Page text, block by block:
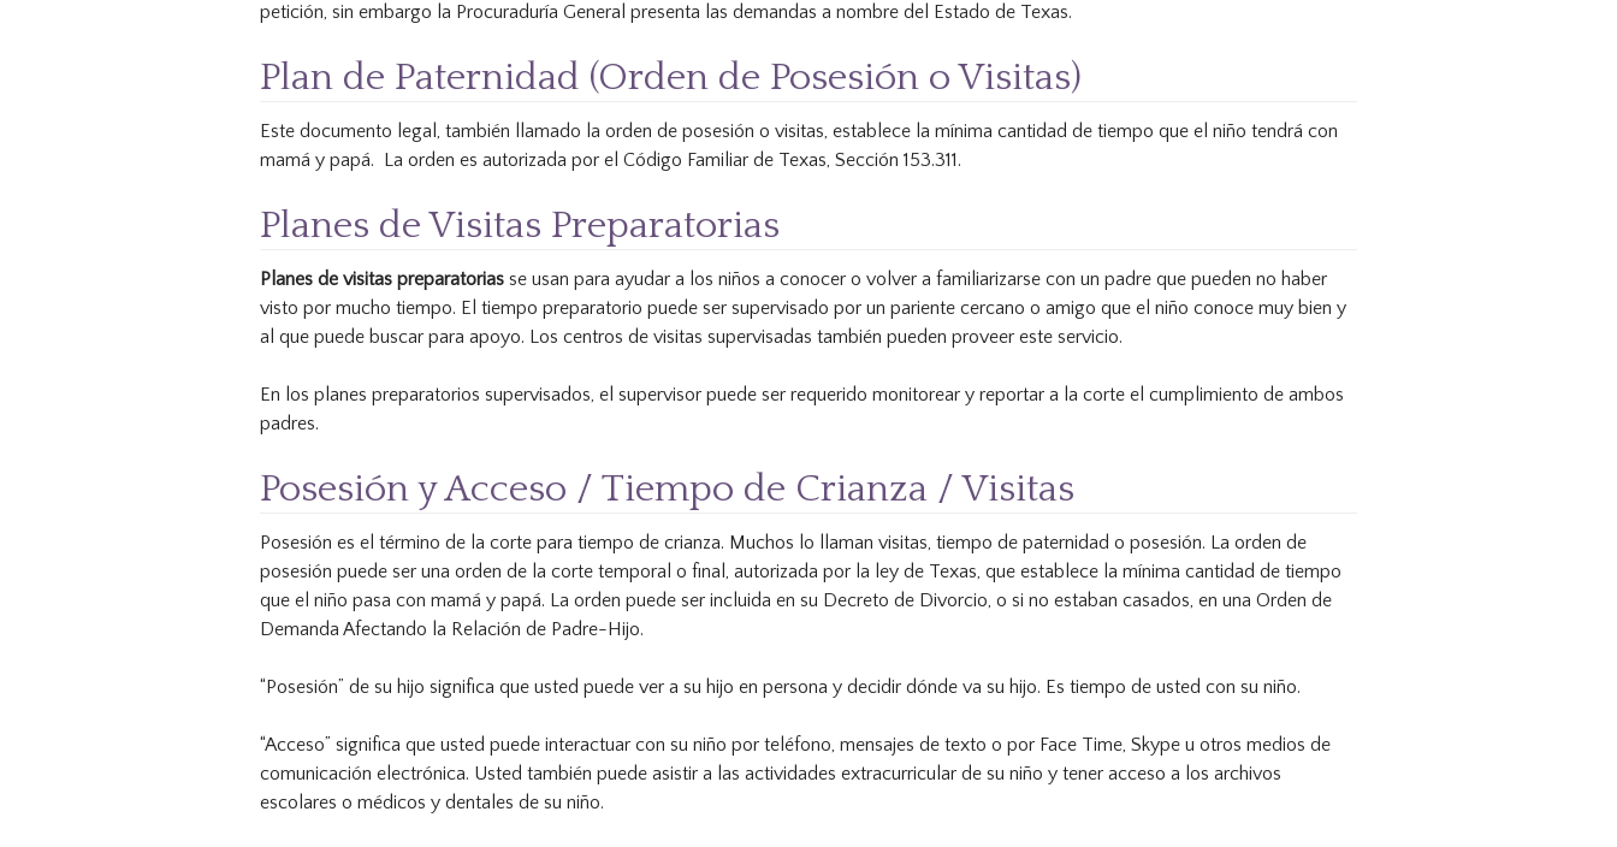
petición, sin embargo la Procuraduría General presenta las demandas a nombre del Estado de Texas.
Plan de Paternidad (Orden de Posesión o Visitas)
Este documento legal, también llamado la orden de posesión o visitas, establece la mínima cantidad de tiempo que el niño tendrá con
mamá y papá. La orden es autorizada por el Código Familiar de Texas, Sección 153.311.
Planes de Visitas Preparatorias
Planes de visitas preparatorias se usan para ayudar a los niños a conocer o volver a familiarizarse con un padre que pueden no haber
visto por mucho tiempo. El tiempo preparatorio puede ser supervisado por un pariente cercano o amigo que el niño conoce muy bien y
al que puede buscar para apoyo. Los centros de visitas supervisadas también pueden proveer este servicio.
En los planes preparatorios supervisados, el supervisor puede ser requerido monitorear y reportar a la corte el cumplimiento de ambos
padres.
Posesión y Acceso / Tiempo de Crianza / Visitas
Posesión es el término de la corte para tiempo de crianza. Muchos lo llaman visitas, tiempo de paternidad o posesión. La orden de
posesión puede ser una orden de la corte temporal o final, autorizada por la ley de Texas, que establece la mínima cantidad de tiempo
que el niño pasa con mamá y papá. La orden puede ser incluida en su Decreto de Divorcio, o si no estaban casados, en una Orden de
Demanda Afectando la Relación de Padre-Hijo.
“Posesión” de su hijo significa que usted puede ver a su hijo en persona y decidir dónde va su hijo. Es tiempo de usted con su niño.
“Acceso” significa que usted puede interactuar con su niño por teléfono, mensajes de texto o por Face Time, Skype u otros medios de
comunicación electrónica. Usted también puede asistir a las actividades extracurricular de su niño y tener acceso a los archivos
escolares o médicos y dentales de su niño.